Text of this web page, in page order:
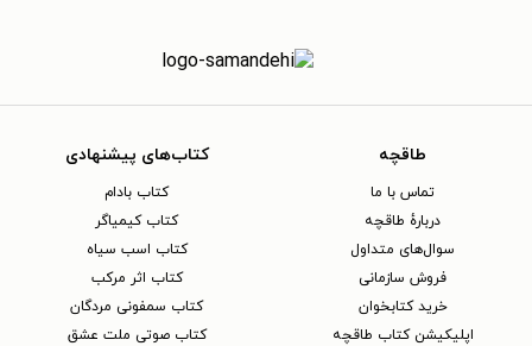
طاقچه
تماس با ما
دربارهٔ طاقچه
سوال‌های متداول
فروش سازمانی
خرید کتابخوان
اپلیکیشن کتاب طاقچه
کتاب‌های پیشنهادی
کتاب بادام
کتاب کیمیاگر
کتاب اسب سیاه
کتاب اثر مرکب
کتاب سمفونی مردگان
کتاب صوتی ملت عشق